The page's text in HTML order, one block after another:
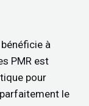
bénéficie à
PMR est
pour
le